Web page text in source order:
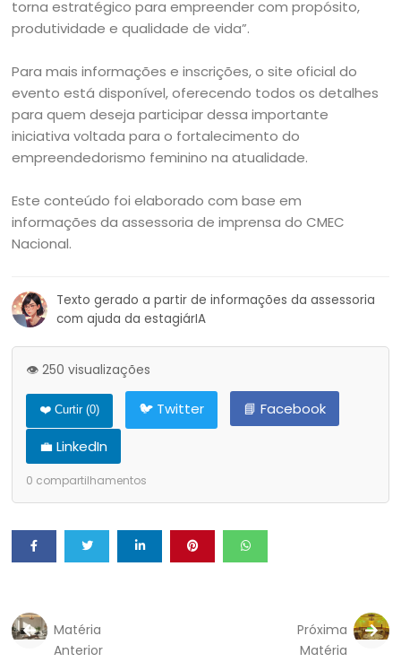
torna estratégico para empreender com propósito,
produtividade e qualidade de vida”.
Para mais informações e inscrições, o site oficial do
evento está disponível, oferecendo todos os detalhes
para quem deseja participar dessa importante
iniciativa voltada para o fortalecimento do
empreendedorismo feminino na atualidade.
Este conteúdo foi elaborado com base em
informações da assessoria de imprensa do CMEC
Nacional.
Texto gerado a partir de informações da assessoria
com ajuda da estagiárIA
👁️ 250 visualizações
❤️ Curtir (0) 🐦 Twitter
📘 Facebook
💼 LinkedIn
0 compartilhamentos
Matéria
Anterior
Próxima
Matéria